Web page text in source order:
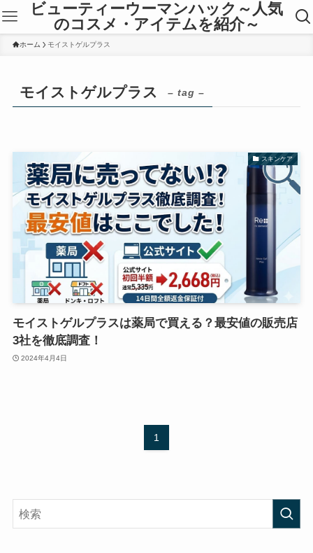
ビューティーウーマンハック～人気
のコスメ・アイテムを紹介～
ホーム モイストゲルプラス
モイストゲルプラス – tag –
スキンケア
モイストゲルプラスは薬局で買える？最安値の販売店
3社を徹底調査！
2024年4月4日
1